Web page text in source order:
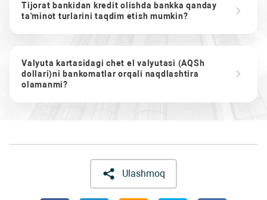
Tijorat bankidan kredit olishda bankka qanday
ta'minot turlarini taqdim etish mumkin?
Valyuta kartasidagi chet el valyutasi (AQSh
dollari)ni bankomatlar orqali naqdlashtira
olamanmi?
Ulashmoq